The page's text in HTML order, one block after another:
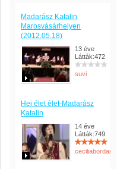
Madarász Katalin
Marosvásárhelyen
(2012.05.18)
13 éve
Látták:472
suvi
Hej élet élet-Madarász
Katalin
14 éve
Látták:749
ceciliabordas